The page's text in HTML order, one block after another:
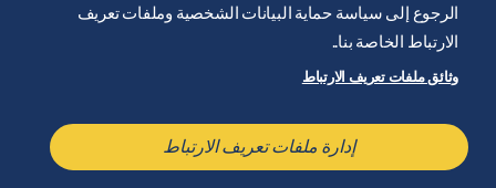
إشعار قانوني
إدارة ملفات تعريف الارتباط
الرجوع إلى سياسة حماية البيانات الشخصية وملفات تعريف
الارتباط الخاصة بنا..
وثائق ملفات تعريف الارتباط
إدارة ملفات تعريف الارتباط